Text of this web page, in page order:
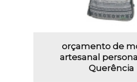
orçamento de
artesanal
Querência